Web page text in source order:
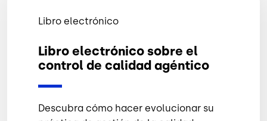
Libro electrónico
Libro electrónico sobre el
control de calidad agéntico
Descubra cómo hacer evolucionar su